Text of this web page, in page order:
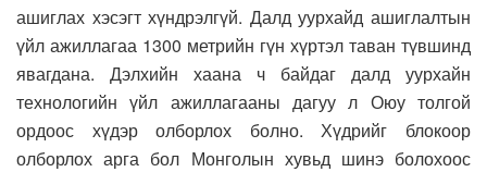
ашиглах хэсэгт хүндрэлгүй. Далд уурхайд ашиглалтын
үйл ажиллагаа 1300 метрийн гүн хүртэл таван түвшинд
явагдана. Дэлхийн хаана ч байдаг далд уурхайн
технологийн үйл ажиллагааны дагуу л Оюу толгой
ордоос хүдэр олборлох болно. Хүдрийг блокоор
олборлох арга бол Монголын хувьд шинэ болохоос